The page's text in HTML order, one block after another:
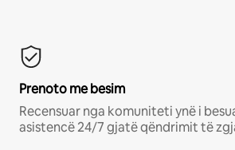
Prenoto me besim
Recensuar nga komuniteti ynë i
asistencë 24/7 gjatë qëndrimit të